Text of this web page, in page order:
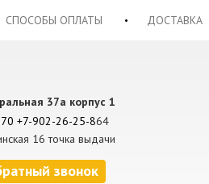
СПОСОБЫ ОПЛАТЫ ДОСТАВКА
37а корпус 1
+7-902-26-25-864
16 точка выдачи
звонок